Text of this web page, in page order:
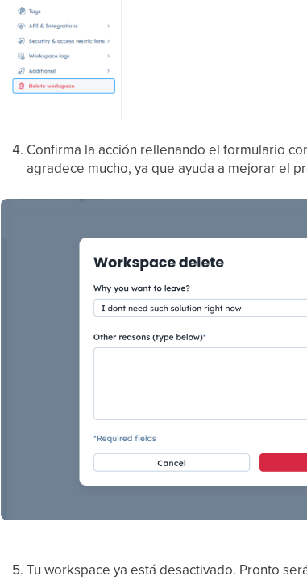
Confirma la acción rellenando el formulario
agradece mucho, ya que ayuda a mejorar el
Tu workspace ya está desactivado. Pronto